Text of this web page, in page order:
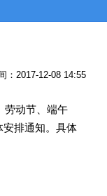
：2017-12-08 14:55
劳动节、端午
排通知。具体